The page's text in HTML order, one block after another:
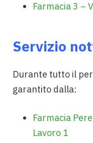
Farmacia 3 –
Servizio
Durante tutto il
garantito dalla:
Farmacia
Lavoro 1